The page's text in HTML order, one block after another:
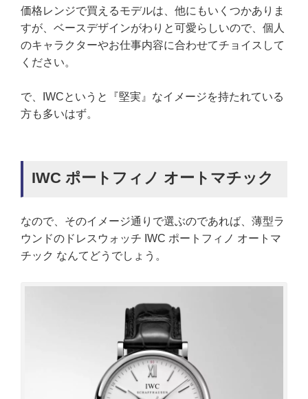
価格レンジで買えるモデルは、他にもいくつかありま
すが、ベースデザインがわりと可愛らしいので、個人
のキャラクターやお仕事内容に合わせてチョイスして
ください。
で、IWCというと『堅実』なイメージを持たれている
方も多いはず。
IWC ポートフィノ オートマチック
なので、そのイメージ通りで選ぶのであれば、薄型ラ
ウンドのドレスウォッチ IWC ポートフィノ オートマ
チック なんてどうでしょう。